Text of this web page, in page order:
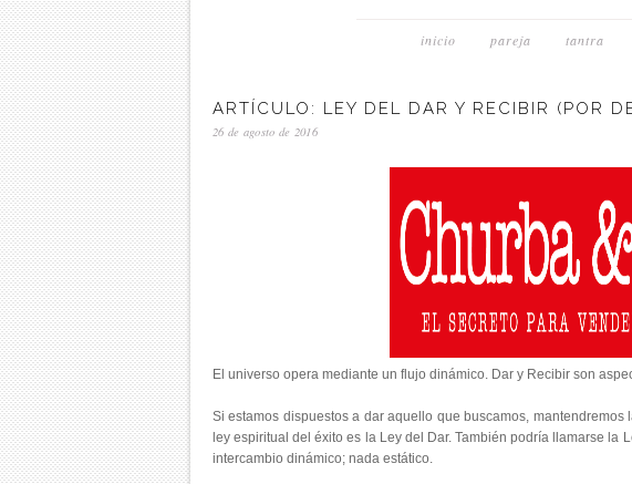
inicio pareja tantra
ARTÍCULO: LEY DEL DAR Y RECIBIR (POR
26 de agosto de 2016
El universo opera mediante un flujo dinámico. Dar y Recibir son
Si estamos dispuestos a dar aquello que buscamos,
ley espiritual del éxito es la Ley del Dar. También podría llamarse
intercambio dinámico; nada estático.